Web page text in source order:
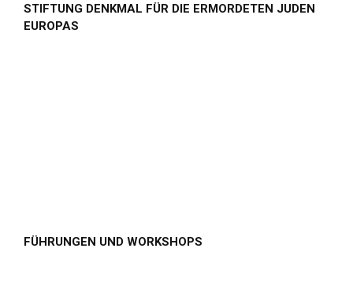
STIFTUNG DENKMAL FÜR DIE ERMORDETEN JUDEN
EUROPAS
FÜHRUNGEN UND WORKSHOPS